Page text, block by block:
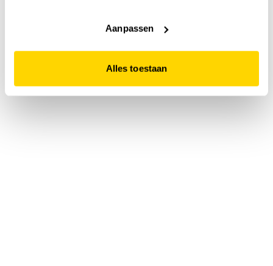
website niet optimaal functioneert.
Aanpassen
Alles toestaan